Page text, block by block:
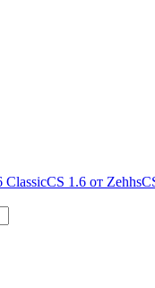
ClassicCS 1.6 от Zehhs